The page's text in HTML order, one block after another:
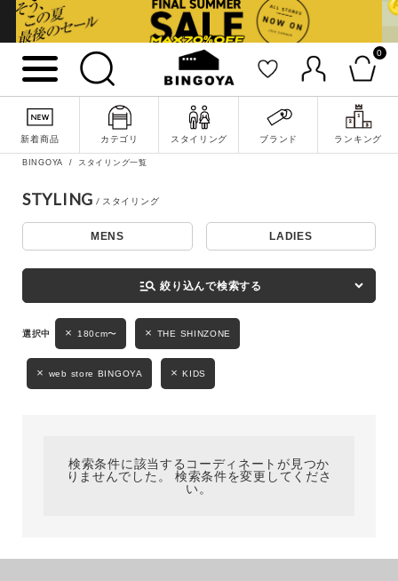
0
新着商品 カテゴリ スタイリング ブランド ランキング
詳細検索
キーワード
性別
MENS LADIES
ブランド
BINGOYA スタイリング一覧
STYLING
MENS LADIES
manage_search 絞り込んで検索する
180cm〜 THE SHINZONE
web store BINGOYA KIDS
検索条件に該当するコーディネートが見つか
りませんでした。 検索条件を変更してくださ
い。